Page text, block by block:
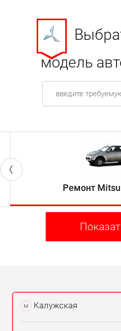
модель
Ремонт
м Калужская